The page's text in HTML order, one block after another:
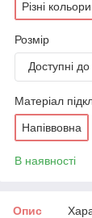
Різні кольори
Розмір
Доступні
Матеріал
Напіввовна
В наявності
Опис